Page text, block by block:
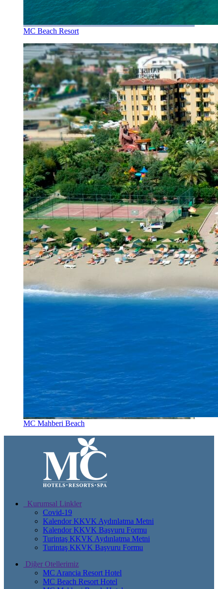
MC Beach Resort
MC Mahberi Beach
Kurumsal Linkler
Covid-19
Kalendor KKVK Aydınlatma Metni
Kalendor KKVK Başvuru Formu
Turintaş KKVK Aydınlatma Metni
Turintaş KKVK Başvuru Formu
Diğer Otellerimiz
MC Arancia Resort Hotel
MC Beach Resort Hotel